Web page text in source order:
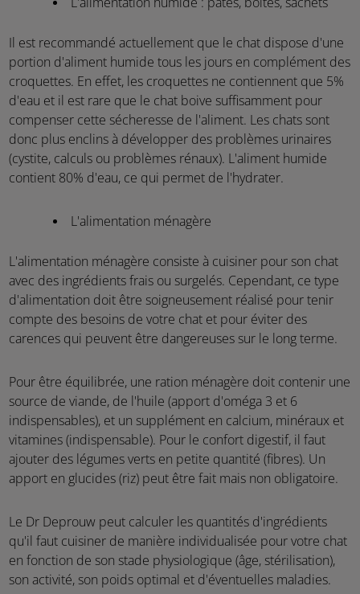
Il est recommandé actuellement que le chat dispose d'une
portion d'aliment humide tous les jours en complément des
croquettes. En effet, les croquettes ne contiennent que 5%
d'eau et il est rare que le chat boive suffisamment pour
compenser cette sécheresse de l'aliment. Les chats sont
donc plus enclins à développer des problèmes urinaires
(cystite, calculs ou problèmes rénaux). L'aliment humide
contient 80% d'eau, ce qui permet de l'hydrater.
L'alimentation ménagère
L'alimentation ménagère consiste à cuisiner pour son chat
avec des ingrédients frais ou surgelés. Cependant, ce type
d'alimentation doit être soigneusement réalisé pour tenir
compte des besoins de votre chat et pour éviter des
carences qui peuvent être dangereuses sur le long terme.
Pour être équilibrée, une ration ménagère doit contenir une
source de viande, de l'huile (apport d'oméga 3 et 6
indispensables), et un supplément en calcium, minéraux et
vitamines (indispensable). Pour le confort digestif, il faut
ajouter des légumes verts en petite quantité (fibres). Un
apport en glucides (riz) peut être fait mais non obligatoire.
Le Dr Deprouw peut calculer les quantités d'ingrédients
qu'il faut cuisiner de manière individualisée pour votre chat
en fonction de son stade physiologique (âge, stérilisation),
son activité, son poids optimal et d'éventuelles maladies.